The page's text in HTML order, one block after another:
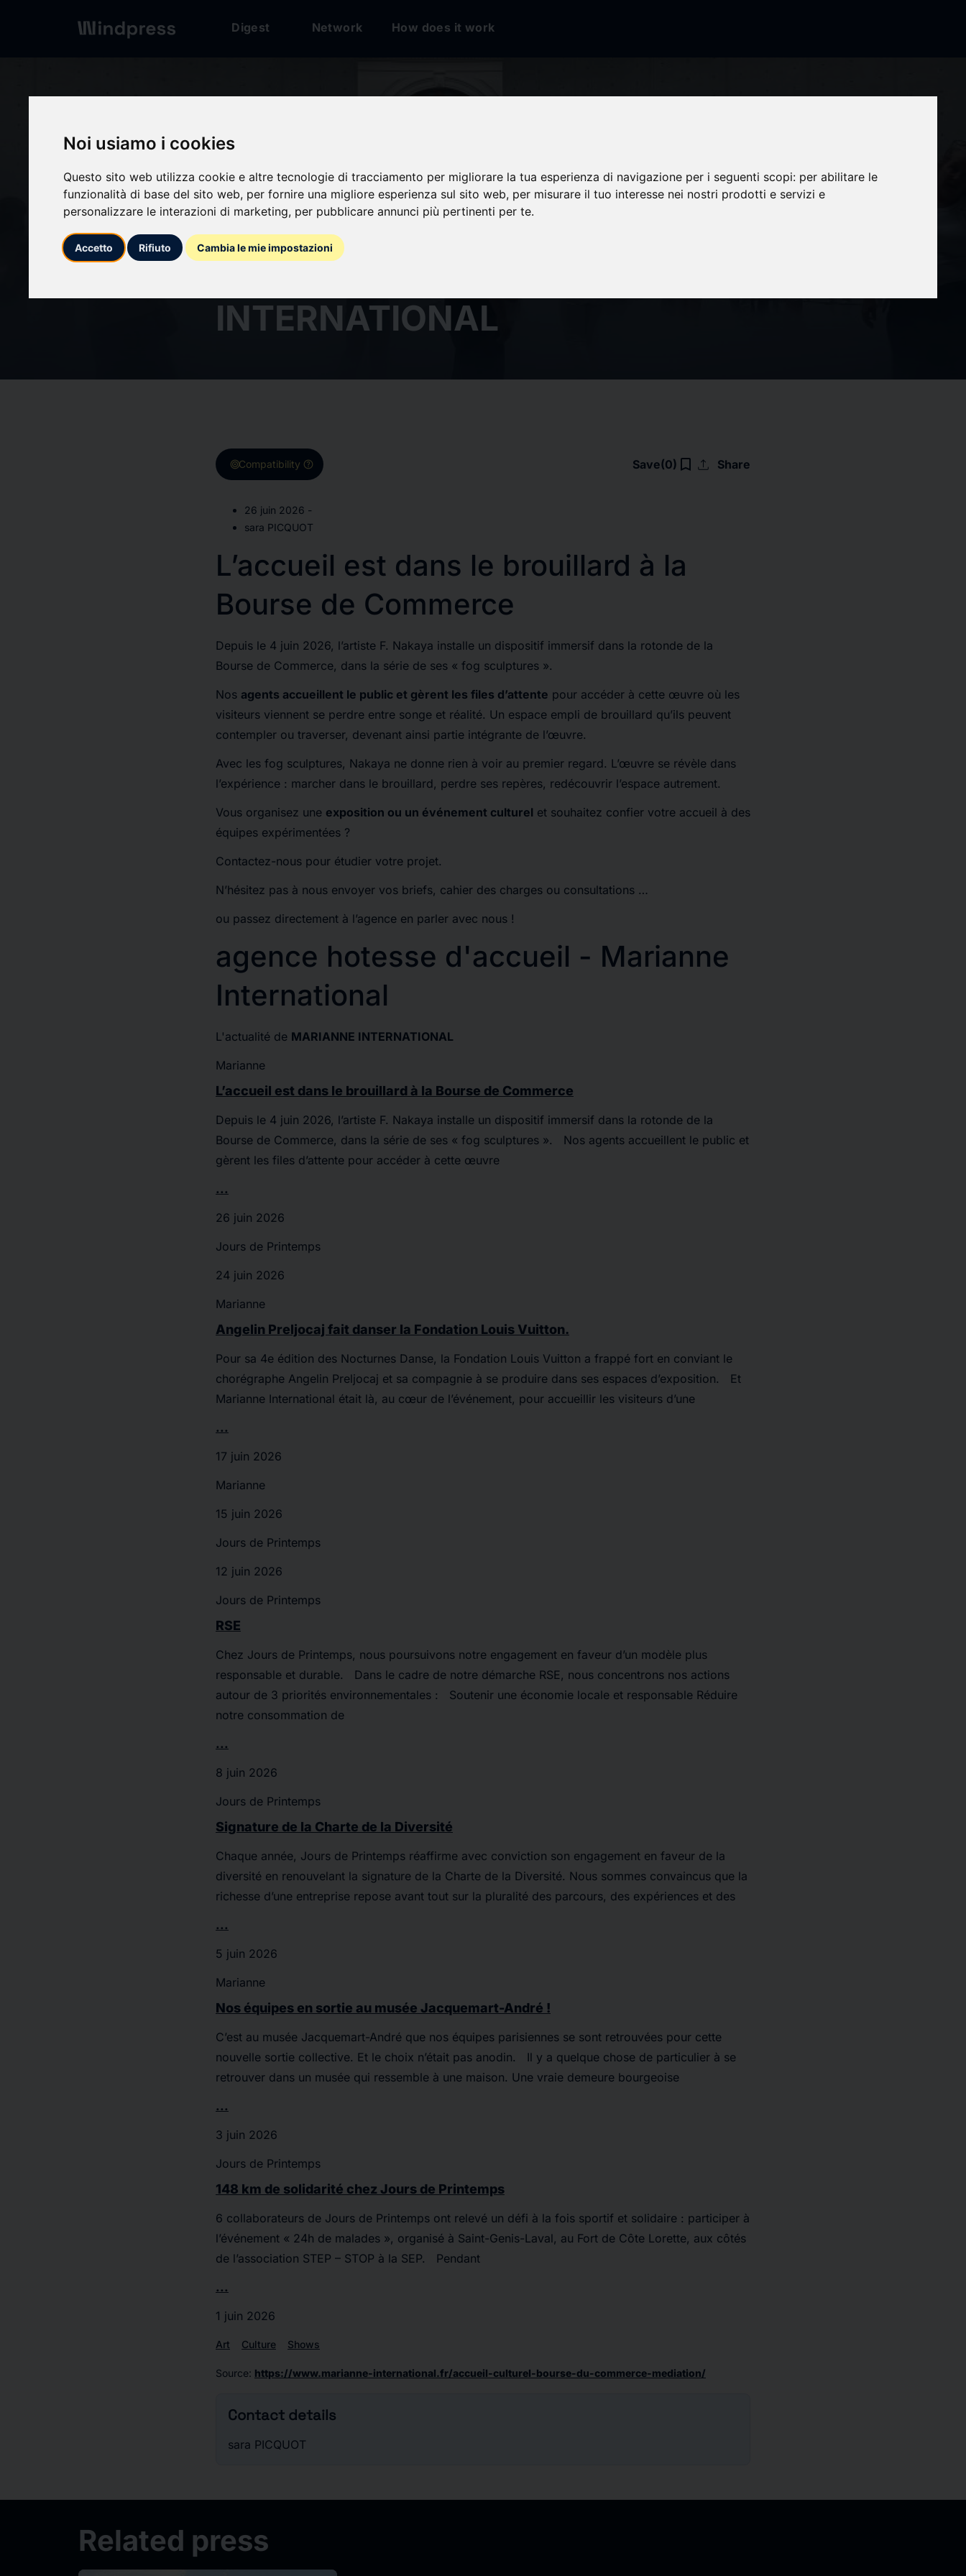
Noi usiamo i cookies
Questo sito web utilizza cookie e altre tecnologie di tracciamento per migliorare la tua esperienza di navigazione per i seguenti scopi: per abilitare le
funzionalità di base del sito web, per fornire una migliore esperienza sul sito web, per misurare il tuo interesse nei nostri prodotti e servizi e
personalizzare le interazioni di marketing, per pubblicare annunci più pertinenti per te.
Accetto Rifiuto Cambia le mie impostazioni
Digest Network How does it work
calendar_today 26/06/2026
Accueil culturel Bourse du
INTERNATIONAL
targetCompatibility help Save(0) bookmark_border upload Share
26 juin 2026 -
sara PICQUOT
L’accueil est dans le brouillard à la
Bourse de Commerce
Depuis le 4 juin 2026, l’artiste F. Nakaya installe un dispositif immersif dans la rotonde de la
Bourse de Commerce, dans la série de ses « fog sculptures ».
Nos agents accueillent le public et gèrent les files d’attente pour accéder à cette œuvre où les
visiteurs viennent se perdre entre songe et réalité. Un espace empli de brouillard qu’ils peuvent
contempler ou traverser, devenant ainsi partie intégrante de l’œuvre.
Avec les fog sculptures, Nakaya ne donne rien à voir au premier regard. L’œuvre se révèle dans
l’expérience : marcher dans le brouillard, perdre ses repères, redécouvrir l’espace autrement.
Vous organisez une exposition ou un événement culturel et souhaitez confier votre accueil à des
équipes expérimentées ?
Contactez-nous pour étudier votre projet.
N’hésitez pas à nous envoyer vos briefs, cahier des charges ou consultations …
ou passez directement à l’agence en parler avec nous !
agence hotesse d'accueil - Marianne
International
L'actualité de MARIANNE INTERNATIONAL
Marianne
L’accueil est dans le brouillard à la Bourse de Commerce
Depuis le 4 juin 2026, l’artiste F. Nakaya installe un dispositif immersif dans la rotonde de la
Bourse de Commerce, dans la série de ses « fog sculptures ». Nos agents accueillent le public et
gèrent les files d’attente pour accéder à cette œuvre
...
26 juin 2026
Jours de Printemps
24 juin 2026
Marianne
Angelin Preljocaj fait danser la Fondation Louis Vuitton.
Pour sa 4e édition des Nocturnes Danse, la Fondation Louis Vuitton a frappé fort en conviant le
chorégraphe Angelin Preljocaj et sa compagnie à se produire dans ses espaces d’exposition. Et
Marianne International était là, au cœur de l’événement, pour accueillir les visiteurs d’une
...
17 juin 2026
Marianne
15 juin 2026
Jours de Printemps
12 juin 2026
Jours de Printemps
RSE
Chez Jours de Printemps, nous poursuivons notre engagement en faveur d’un modèle plus
responsable et durable. Dans le cadre de notre démarche RSE, nous concentrons nos actions
autour de 3 priorités environnementales : Soutenir une économie locale et responsable Réduire
notre consommation de
...
8 juin 2026
Jours de Printemps
Signature de la Charte de la Diversité
Chaque année, Jours de Printemps réaffirme avec conviction son engagement en faveur de la
diversité en renouvelant la signature de la Charte de la Diversité. Nous sommes convaincus que la
richesse d’une entreprise repose avant tout sur la pluralité des parcours, des expériences et des
...
5 juin 2026
Marianne
Nos équipes en sortie au musée Jacquemart-André !
C’est au musée Jacquemart-André que nos équipes parisiennes se sont retrouvées pour cette
nouvelle sortie collective. Et le choix n’était pas anodin. Il y a quelque chose de particulier à se
retrouver dans un musée qui ressemble à une maison. Une vraie demeure bourgeoise
...
3 juin 2026
Jours de Printemps
148 km de solidarité chez Jours de Printemps
6 collaborateurs de Jours de Printemps ont relevé un défi à la fois sportif et solidaire : participer à
l’événement « 24h de malades », organisé à Saint-Genis-Laval, au Fort de Côte Lorette, aux côtés
de l’association STEP – STOP à la SEP. Pendant
...
1 juin 2026
Art Culture Shows
Source: https://www.marianne-international.fr/accueil-culturel-bourse-du-commerce-mediation/
Contact details
sara PICQUOT
Related press